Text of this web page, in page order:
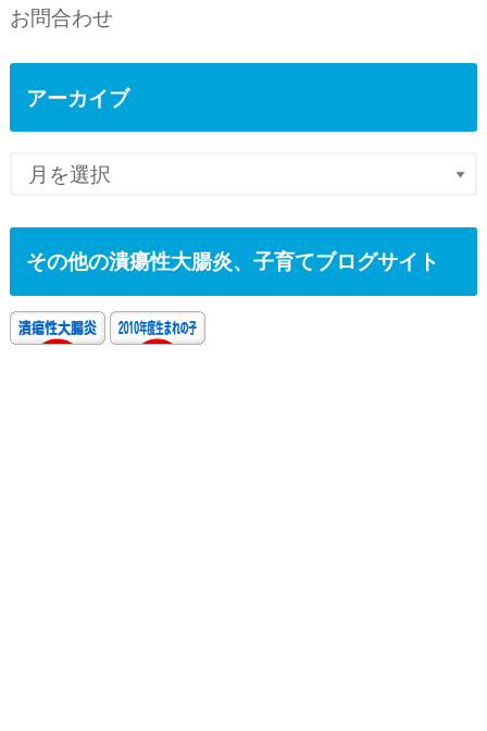
お問合わせ
アーカイブ
その他の潰瘍性大腸炎、子育てブログサイト